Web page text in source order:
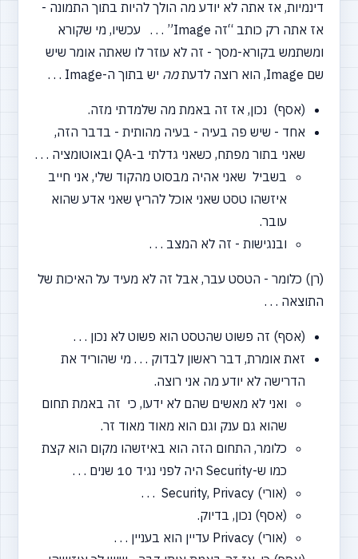
דינמיות, אז אתה לא יודע מה הולך להיות בתוך התמונה -
אז אתה רק כותב “זה
Image” . . . עכשיו, מי שקורא
ומשתמש בקורא-מסך - זה לא עוזר לו שאתה אומר שיש
שם Image, הוא רוצה לדעת
מה יש בתוך ה-Image . . .
(אסף) נכון, אז זה באמת מה שלמדתי מזה.
אחד - שיש פה בעיה - בעיה מהותית - בדבר הזה,
שאני בתור מפתח, כשאני גדלתי ב-QA ובאוטומציה . . .
בשביל שאני אהיה מבסוט מהקוד שלי, אני חייב
איזשהו טסט שאני אוכל להריץ שאני אדע שהוא
עובר.
ובנגישות - זה לא המצב . . .
(רן) כלומר - הטסט עבר, אבל זה לא מעיד על האיכות של
התוצאה . . .
(אסף) זה פשוט שהטסט הוא פשוט לא נכון . . .
זאת אומרת, דבר ראשון לבדוק . . . מי שהוריד את
הדרישה לא יודע מה אני רוצה.
ואני לא מאשים שהם לא ידעו, כי זה באמת תחום
שהוא גם ענק וגם הוא מאוד מאוד זר.
כלומר, התחום הזה הוא באיזשהו מקום הוא קצת
כמו ש-Security היה לפני נגיד 10 שנים . . .
(אורי) Security, Privacy . . .
(אסף) נכון, בדיוק.
(אורי) Privacy עדיין הוא בעניין . . .